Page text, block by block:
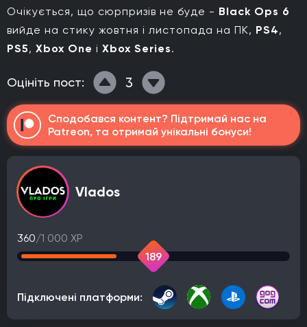
Очікується, що сюрпризів не буде - Black Ops 6
вийде на стику жовтня і листопада на ПК, PS4,
PS5, Xbox One і Xbox Series.
Оцініть пост: 3
Сподобався контент? Підтримай нас на
Patreon, та отримай унікальні бонуси!
Vlados
360/1 000 XP
189
Підключені платформи: